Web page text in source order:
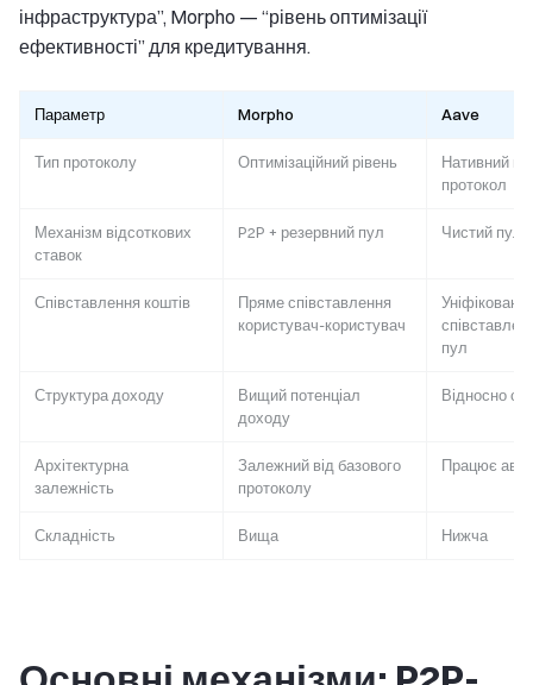
інфраструктура”, Morpho — “рівень оптимізації
ефективності” для кредитування.
Параметр Morpho Aave
Тип протоколу Оптимізаційний рівень
Нативний
протокол
Механізм відсоткових
ставок
P2P + резервний пул Чистий пул
Співставлення коштів
Пряме співставлення
користувач-користувач
Уніфіковане
пул
Структура доходу
Вищий потенціал
доходу
Відносно
Архітектурна
залежність
Залежний від базового
протоколу
Працює
Складність Вища Нижча